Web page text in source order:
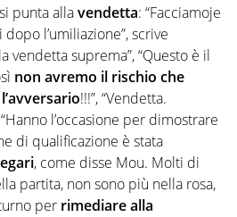
punta allavendetta: “Facciamoje
l’umiliazione”, scrive
vendetta suprema”, “Questo è il
non avremo il rischio che
!!!”, “Vendetta.
l’occasione per dimostrare
di qualificazione è stata
, come disse Mou. Molti di
partita, non sono più nella rosa,
per rimediare alla